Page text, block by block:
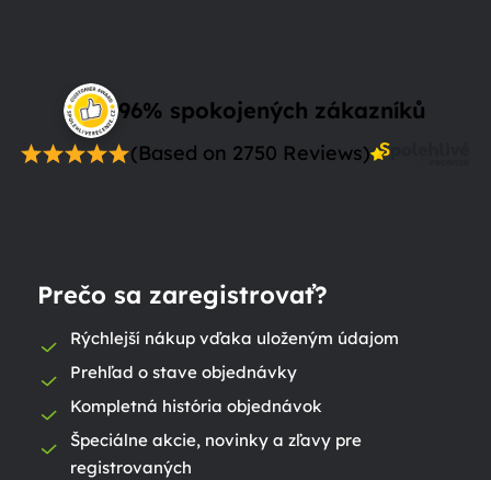
96% spokojených zákazníků
(Based on 2750 Reviews)
Prečo sa zaregistrovať?
Rýchlejší nákup vďaka uloženým údajom
Prehľad o stave objednávky
Kompletná história objednávok
Špeciálne akcie, novinky a zľavy pre
registrovaných